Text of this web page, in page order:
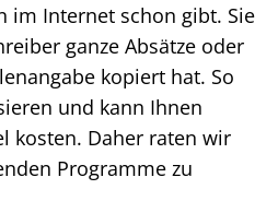
im Internet schon gibt. Sie
ganze Absätze oder
kopiert hat. So
und kann Ihnen
kosten. Daher raten wir
Programme zu